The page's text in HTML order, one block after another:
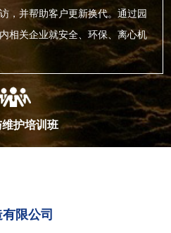
，并帮助客户更新换代。通过园
相关企业就安全、环保、离心机
护培训班
限公司